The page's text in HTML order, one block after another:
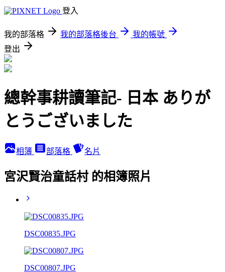
登入
我的部落格 我的部落格後台
我的帳號
登出
總幹事耕讀筆記- 日本 ありが
とうございました
相簿 部落格 名片
宮沢賢治童話村 的相簿照片
DSC00835.JPG
DSC00807.JPG